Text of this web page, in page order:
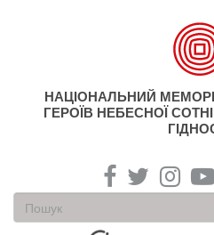
НАЦІОНАЛЬНИЙ
ГЕРОЇВ НЕБЕСНОЇ
Пошукова